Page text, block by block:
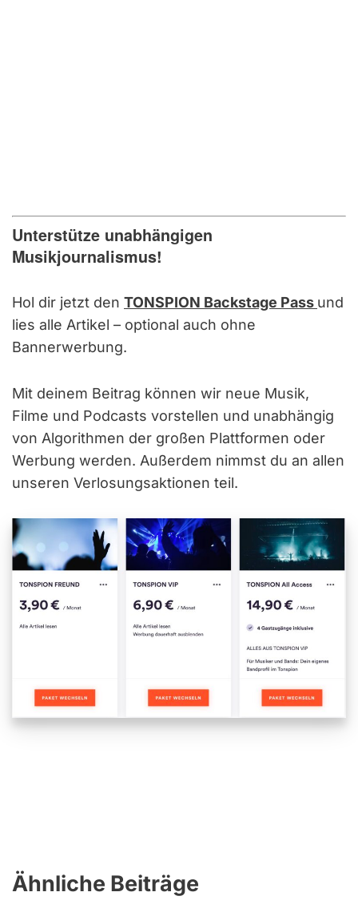
Unterstütze unabhängigen
Musikjournalismus!
Hol dir jetzt den TONSPION Backstage Pass und
lies alle Artikel – optional auch ohne
Bannerwerbung.
Mit deinem Beitrag können wir neue Musik,
Filme und Podcasts vorstellen und unabhängig
von Algorithmen der großen Plattformen oder
Werbung werden. Außerdem nimmst du an allen
unseren Verlosungsaktionen teil.
Ähnliche Beiträge